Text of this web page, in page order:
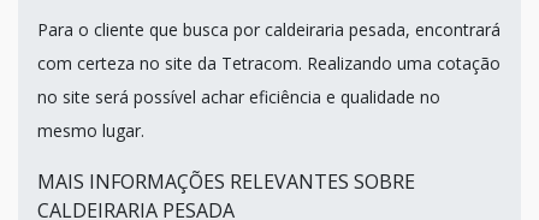
Para o cliente que busca por caldeiraria pesada, encontrará
com certeza no site da Tetracom. Realizando uma cotação
no site será possível achar eficiência e qualidade no
mesmo lugar.
MAIS INFORMAÇÕES RELEVANTES SOBRE
CALDEIRARIA PESADA